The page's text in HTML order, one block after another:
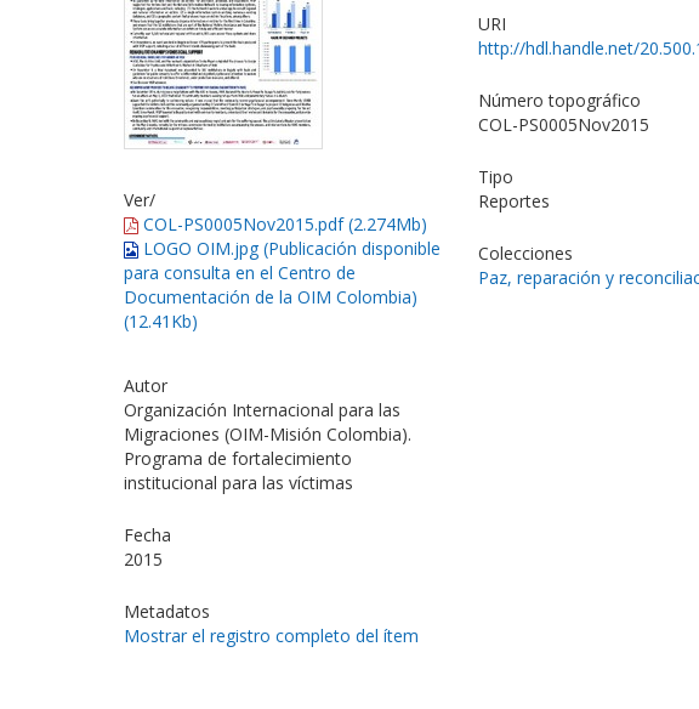
Ver/
COL-PS0005Nov2015.pdf (2.274Mb)
LOGO OIM.jpg (Publicación disponible
para consulta en el Centro de
Documentación de la OIM Colombia)
(12.41Kb)
Autor
Organización Internacional para las
Migraciones (OIM-Misión Colombia).
Programa de fortalecimiento
institucional para las víctimas
Fecha
2015
Metadatos
Mostrar el registro completo del ítem
URI
http://hdl.handle.net/
Número topográfico
COL-PS0005Nov2015
Tipo
Reportes
Colecciones
Paz, reparación y